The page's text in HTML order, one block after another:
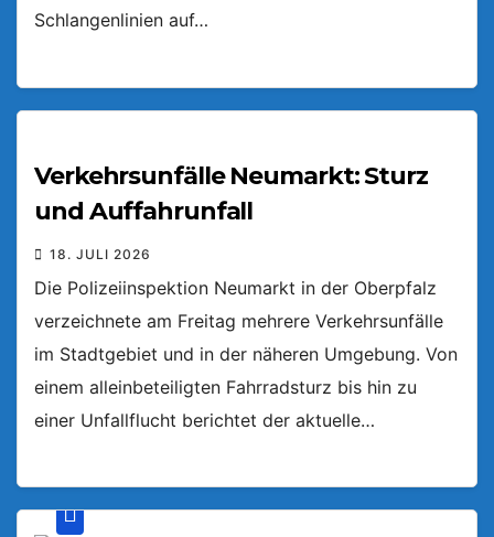
Schlangenlinien auf…
Verkehrsunfälle Neumarkt: Sturz
und Auffahrunfall
18. JULI 2026
Die Polizeiinspektion Neumarkt in der Oberpfalz
verzeichnete am Freitag mehrere Verkehrsunfälle
im Stadtgebiet und in der näheren Umgebung. Von
einem alleinbeteiligten Fahrradsturz bis hin zu
einer Unfallflucht berichtet der aktuelle…